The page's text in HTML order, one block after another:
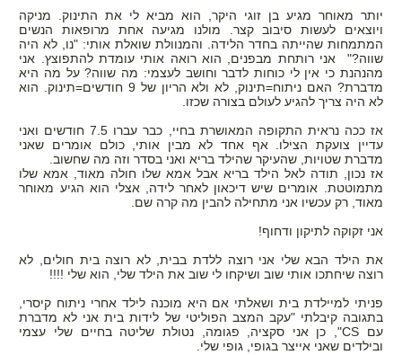
יותר מאוחר מגיע בן זוגי היקר, הוא מביא לי את התינוק. מניקה
ויוצאים לעשות סיבוב קצר. מולנו מגיעה אחת מרופאות הנשים
המתמחות שהייתה בחדר הלידה. והמנוולת שואלת אותי: "נו, לא היה
שווה?" אני רותחת מבפנים, הוא רואה אותי עומדת להתפוצץ. אני
מהנהנת כי אין לי כוחות לדבר וחושב לעצמי: מה שווה? על מה היא
מדברת? האם ניתוח=תינוק, לא ולא הריון של 9 חודשים=תינוק. הוא
לא היה צריך להגיע לעולם בצורה שכזו.
אז ככה נראית התקופה המאושרת בחיי, כבר עברו 7.5 חודשים ואני
עדיין צועקת הצילו. אף אחד לא מבין אותי, כולם אומרים שאני
מדברת שטויות, שהעיקר שהילד בריא ואני בסדר וזה מה שחשוב.
אז נכון, תודה לאל הילד בריא אבל אמא שלו חולה מאוד, אמא שלו
מתמוטטת. אומרים שיש דיכאון לאחר לידה, אצלי הוא הגיע מאוחר
מאוד, רק עכשיו אני מתחילה להבין מה קרה שם.
אני זקוקה לתיקון ודחוף!
את הילד הבא שלי אני רוצה ללדת בבית, לא רוצה בית חולים, לא
רוצה שיחתכו אותי שוב ושיקחו לי שוב את הילד שלי, הוא שלי !!!!
פניתי למיילדת בית ושאלתי אם היא מוכנה לילד אחרי ניתוח קיסרי,
בתגובה קיבלתי "עקב המצב הפוליטי של לידות בית אני לא מדברת
עםCS" , כן אני סקציה, פגומה, נטולת שליטה בחיים שלי עצמי
ובילדים שאני אייצר בגופי, גופי שלי.